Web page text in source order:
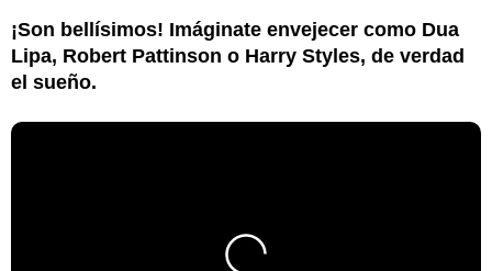
¡Son bellísimos! Imáginate envejecer como Dua
Lipa, Robert Pattinson o Harry Styles, de verdad
el sueño.